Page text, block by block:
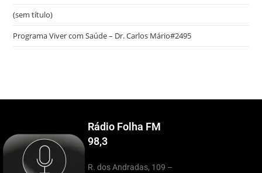
(sem título)
Programa Viver com Saúde – Dr. Carlos Mário#2495
Rádio Folha FM
98,3
R. dos Andradas, 109 –